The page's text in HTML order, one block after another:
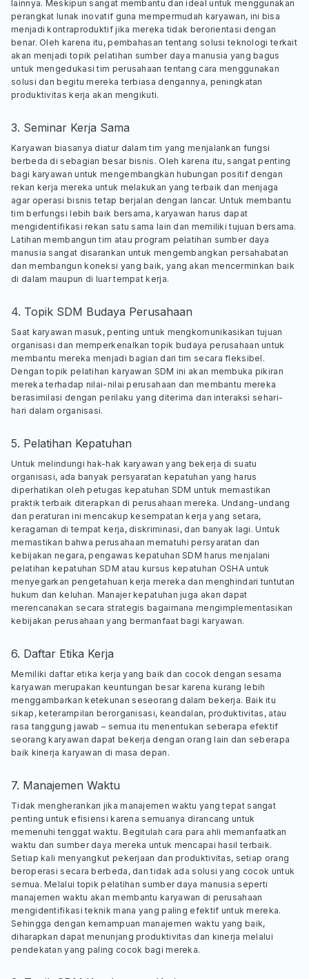
lainnya. Meskipun sangat membantu dan ideal untuk menggunakan
perangkat lunak inovatif guna mempermudah karyawan, ini bisa
menjadi kontraproduktif jika mereka tidak berorientasi dengan
benar. Oleh karena itu, pembahasan tentang solusi teknologi terkait
akan menjadi topik pelatihan sumber daya manusia yang bagus
untuk mengedukasi tim perusahaan tentang cara menggunakan
solusi dan begitu mereka terbiasa dengannya, peningkatan
produktivitas kerja akan mengikuti.
3. Seminar Kerja Sama
Karyawan biasanya diatur dalam tim yang menjalankan fungsi
berbeda di sebagian besar bisnis. Oleh karena itu, sangat penting
bagi karyawan untuk mengembangkan hubungan positif dengan
rekan kerja mereka untuk melakukan yang terbaik dan menjaga
agar operasi bisnis tetap berjalan dengan lancar. Untuk membantu
tim berfungsi lebih baik bersama, karyawan harus dapat
mengidentifikasi rekan satu sama lain dan memiliki tujuan bersama.
Latihan membangun tim atau program pelatihan sumber daya
manusia sangat disarankan untuk mengembangkan persahabatan
dan membangun koneksi yang baik, yang akan mencerminkan baik
di dalam maupun di luar tempat kerja.
4. Topik SDM Budaya Perusahaan
Saat karyawan masuk, penting untuk mengkomunikasikan tujuan
organisasi dan memperkenalkan topik budaya perusahaan untuk
membantu mereka menjadi bagian dari tim secara fleksibel.
Dengan topik pelatihan karyawan SDM ini akan membuka pikiran
mereka terhadap nilai-nilai perusahaan dan membantu mereka
berasimilasi dengan perilaku yang diterima dan interaksi sehari-
hari dalam organisasi.
5. Pelatihan Kepatuhan
Untuk melindungi hak-hak karyawan yang bekerja di suatu
organisasi, ada banyak persyaratan kepatuhan yang harus
diperhatikan oleh petugas kepatuhan SDM untuk memastikan
praktik terbaik diterapkan di perusahaan mereka. Undang-undang
dan peraturan ini mencakup kesempatan kerja yang setara,
keragaman di tempat kerja, diskriminasi, dan banyak lagi. Untuk
memastikan bahwa perusahaan mematuhi persyaratan dan
kebijakan negara, pengawas kepatuhan SDM harus menjalani
pelatihan kepatuhan SDM atau kursus kepatuhan OSHA untuk
menyegarkan pengetahuan kerja mereka dan menghindari tuntutan
hukum dan keluhan. Manajer kepatuhan juga akan dapat
merencanakan secara strategis bagaimana mengimplementasikan
kebijakan perusahaan yang bermanfaat bagi karyawan.
6. Daftar Etika Kerja
Memiliki daftar etika kerja yang baik dan cocok dengan sesama
karyawan merupakan keuntungan besar karena kurang lebih
menggambarkan ketekunan seseorang dalam bekerja. Baik itu
sikap, keterampilan berorganisasi, keandalan, produktivitas, atau
rasa tanggung jawab – semua itu menentukan seberapa efektif
seorang karyawan dapat bekerja dengan orang lain dan seberapa
baik kinerja karyawan di masa depan.
7. Manajemen Waktu
Tidak mengherankan jika manajemen waktu yang tepat sangat
penting untuk efisiensi karena semuanya dirancang untuk
memenuhi tenggat waktu. Begitulah cara para ahli memanfaatkan
waktu dan sumber daya mereka untuk mencapai hasil terbaik.
Setiap kali menyangkut pekerjaan dan produktivitas, setiap orang
beroperasi secara berbeda, dan tidak ada solusi yang cocok untuk
semua. Melalui topik pelatihan sumber daya manusia seperti
manajemen waktu akan membantu karyawan di perusahaan
mengidentifikasi teknik mana yang paling efektif untuk mereka.
Sehingga dengan kemampuan manajemen waktu yang baik,
diharapkan dapat menunjang produktivitas dan kinerja melalui
pendekatan yang paling cocok bagi mereka.